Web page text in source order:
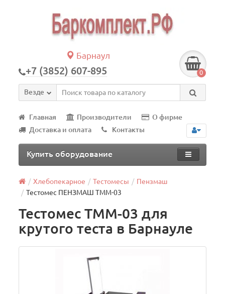
Барнаул
+7 (3852) 607-895 0
Везде
Главная Производители
О фирме
Доставка и оплата
Контакты
Купить оборудование
Хлебопекарное Тестомесы
Пензмаш
Тестомес ПЕНЗМАШ ТММ-03
Тестомес ТММ-03 для
крутого теста в Барнауле